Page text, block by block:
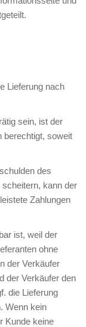
Lieferung nach
sein, ist der
berechtigt, soweit
des
kann der
Zahlungen
ist, weil der
ohne
der Verkäufer
der Verkäufer den
die Lieferung
Wenn kein
Kunde keine